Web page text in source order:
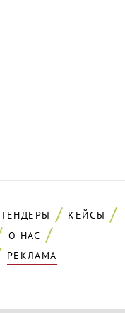
ТЕНДЕРЫ
КЕЙСЫ
О НАС
РЕКЛАМА